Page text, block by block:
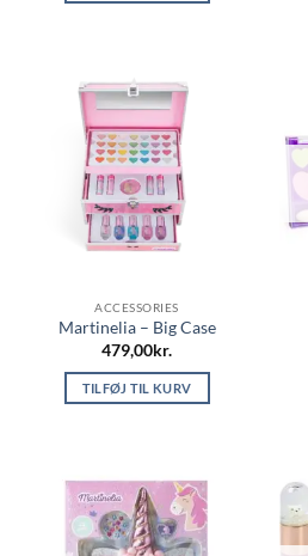
ACCESSORIES
Martinelia – Big Case
479,00kr.
TILFØJ TIL KURV